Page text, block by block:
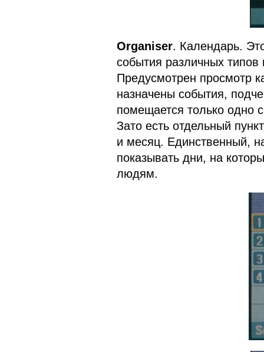
Organiser. Календарь.
события различных
Предусмотрен просмотр
назначены события,
помещается только одно
Зато есть отдельный
и месяц. Единственный,
показывать дни, на
людям.